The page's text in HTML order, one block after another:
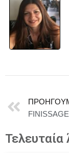
Τελευταία